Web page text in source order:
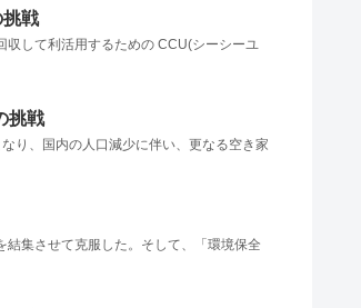
戦
して利活用するための CCU(シーシーユ
挑戦
り、国内の人口減少に伴い、更なる空き家
集させて克服した。そして、「環境保全